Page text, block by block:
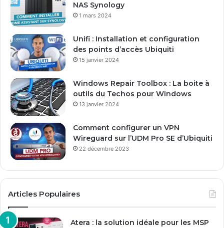
NAS Synology
1 mars 2024
Unifi : Installation et configuration
des points d’accès Ubiquiti
15 janvier 2024
Windows Repair Toolbox : La boite à
outils du Techos pour Windows
13 janvier 2024
Comment configurer un VPN
Wireguard sur l’UDM Pro SE d’Ubiquiti
22 décembre 2023
Articles Populaires
Atera : la solution idéale pour les MSP